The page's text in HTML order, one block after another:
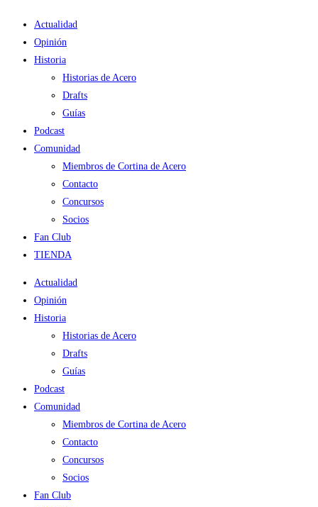
contenido
Actualidad
Opinión
Historia
Historias de Acero
Drafts
Guías
Podcast
Comunidad
Miembros de Cortina de Acero
Contacto
Concursos
Socios
Fan Club
TIENDA
Actualidad
Opinión
Historia
Historias de Acero
Drafts
Guías
Podcast
Comunidad
Miembros de Cortina de Acero
Contacto
Concursos
Socios
Fan Club